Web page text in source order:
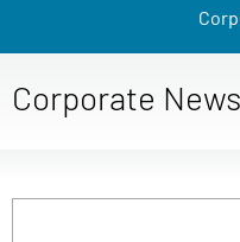
Corporate News